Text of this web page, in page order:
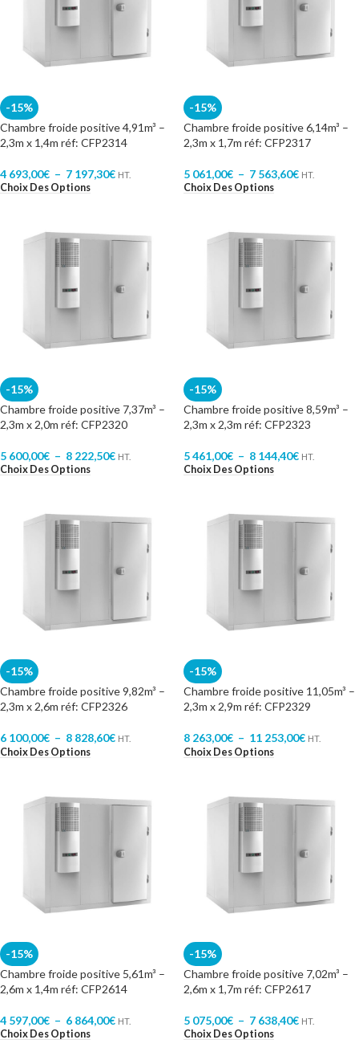
-15%
Chambre froide positive 4,91m³ –
2,3m x 1,4m réf: CFP2314
4 693,00€ – 7 197,30€ HT.
Choix Des Options
-15%
Chambre froide positive 6,14m³ –
2,3m x 1,7m réf: CFP2317
5 061,00€ – 7 563,60€ HT.
Choix Des Options
-15%
Chambre froide positive 7,37m³ –
2,3m x 2,0m réf: CFP2320
5 600,00€ – 8 222,50€ HT.
Choix Des Options
-15%
Chambre froide positive 8,59m³ –
2,3m x 2,3m réf: CFP2323
5 461,00€ – 8 144,40€ HT.
Choix Des Options
-15%
Chambre froide positive 9,82m³ –
2,3m x 2,6m réf: CFP2326
6 100,00€ – 8 828,60€ HT.
Choix Des Options
-15%
Chambre froide positive 11,05m³ –
2,3m x 2,9m réf: CFP2329
8 263,00€ – 11 253,00€ HT.
Choix Des Options
-15%
Chambre froide positive 5,61m³ –
2,6m x 1,4m réf: CFP2614
4 597,00€ – 6 864,00€ HT.
Choix Des Options
-15%
Chambre froide positive 7,02m³ –
2,6m x 1,7m réf: CFP2617
5 075,00€ – 7 638,40€ HT.
Choix Des Options